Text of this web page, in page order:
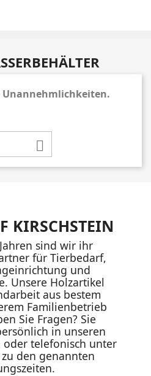
Unannehmlichkeiten.

KIRSCHSTEIN
sind wir ihr
für Tierbedarf,
und
Unsere Holzartikel
aus bestem
Familienbetrieb
Sie Fragen? Sie
in unseren
oder telefonisch unter
den genannten